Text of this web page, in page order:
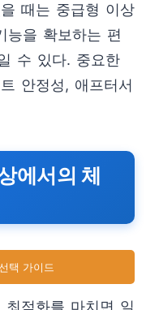
때는 중급형 이상
능을 확보하는 편
수 있다. 중요한
안정성, 애프터서
에서의 체
택 가이드
적화를 마치면 일